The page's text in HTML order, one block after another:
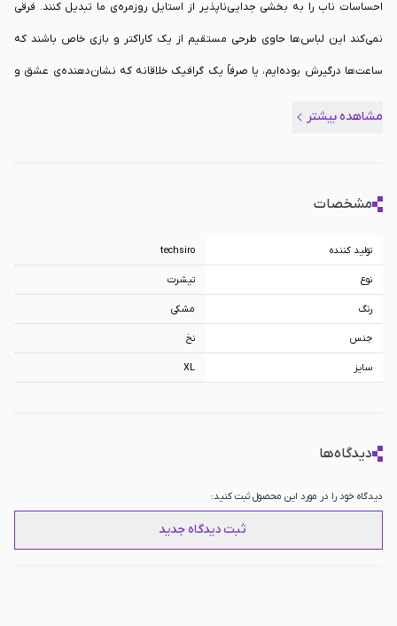
احساسات ناب را به بخشی جدایی‌ناپذیر از استایل روزمره‌ی ما تبدیل کنند. فرقی
نمی‌کند این لباس‌ها حاوی طرحی مستقیم از یک کاراکتر و بازی خاص باشند که
ساعت‌ها درگیرش بوده‌ایم، یا صرفاً یک گرافیک خلاقانه که نشان‌دهنده‌ی عشق و
می‌شوند که می‌خواهند فراتر از یک سرگرمی ساده، دنیای ویدیوگیم را به عنوان
مشاهده بیشتر
مشخصات
تولید کننده techsiro
نوع تیشرت
رنگ مشکی
جنس نخ
سایز XL
دیدگاه‌ها
دیدگاه خود را در مورد این محصول ثبت کنید:
ثبت دیدگاه جدید